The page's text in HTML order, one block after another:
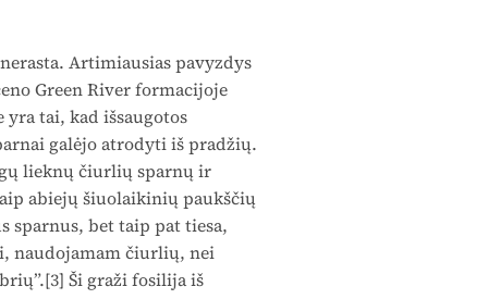
Artimiausias pavyzdys
Green River formacijoje
tai, kad išsaugotos
galėjo atrodyti iš pradžių.
lieknų čiurlių sparnų ir
abiejų šiuolaikinių paukščių
sparnus, bet taip pat tiesa,
naudojamam čiurlių, nei
Ši graži fosilija iš